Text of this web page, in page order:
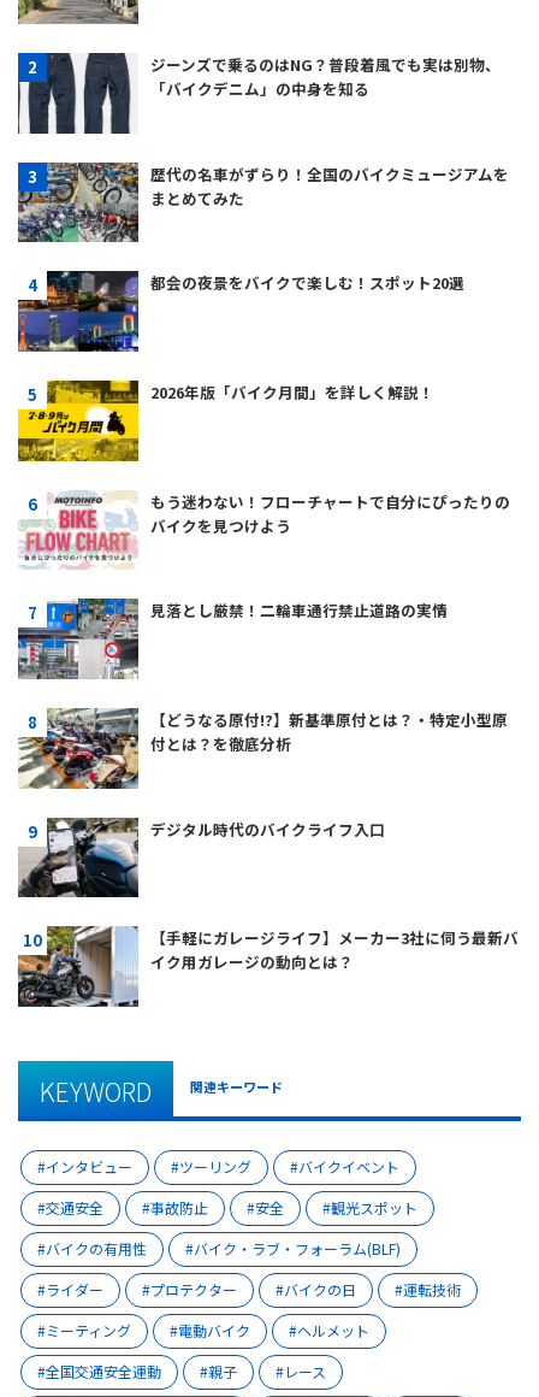
ジーンズで乗るのはNG？普段着風でも実は別物、
「バイクデニム」の中身を知る
歴代の名車がずらり！全国のバイクミュージアムを
まとめてみた
都会の夜景をバイクで楽しむ！スポット20選
2026年版「バイク月間」を詳しく解説！
もう迷わない！フローチャートで自分にぴったりの
バイクを見つけよう
見落とし厳禁！二輪車通行禁止道路の実情
【どうなる原付!?】新基準原付とは？・特定小型原
付とは？を徹底分析
デジタル時代のバイクライフ入口
【手軽にガレージライフ】メーカー3社に伺う最新バ
イク用ガレージの動向とは？
KEYWORD 関連キーワード
インタビュー ツーリング
バイクイベント
交通安全
事故防止 安全
観光スポット
バイクの有用性
バイク・ラブ・フォーラム(BLF)
ライダー
プロテクター バイクの日
運転技術
ミーティング
電動バイク
ヘルメット
全国交通安全運動
親子
レース